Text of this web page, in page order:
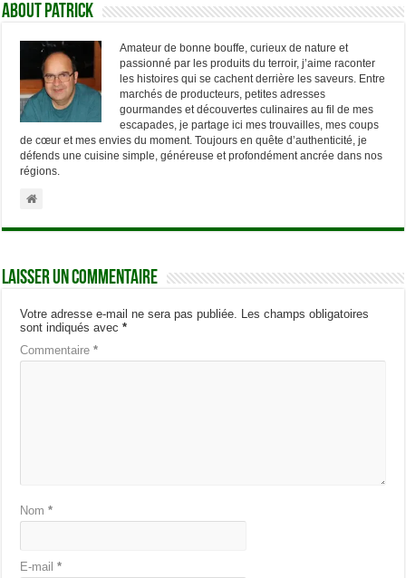
About Patrick
Amateur de bonne bouffe, curieux de nature et
passionné par les produits du terroir, j’aime raconter
les histoires qui se cachent derrière les saveurs. Entre
marchés de producteurs, petites adresses
gourmandes et découvertes culinaires au fil de mes
escapades, je partage ici mes trouvailles, mes coups
de cœur et mes envies du moment. Toujours en quête d’authenticité, je
défends une cuisine simple, généreuse et profondément ancrée dans nos
régions.
Laisser un commentaire
Votre adresse e-mail ne sera pas publiée. Les champs obligatoires
sont indiqués avec*
Commentaire*
Nom*
E-mail*